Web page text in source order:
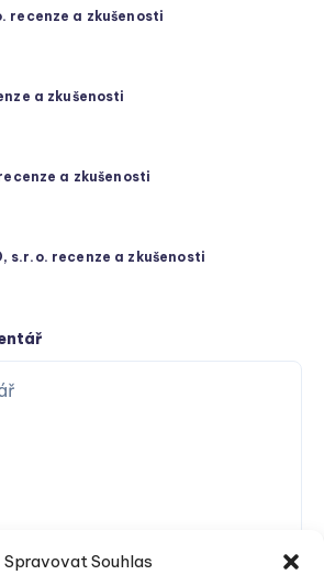
Spravovat Souhlas
recenze a zkušenosti
a zkušenosti
a zkušenosti
s.r.o. recenze a zkušenosti